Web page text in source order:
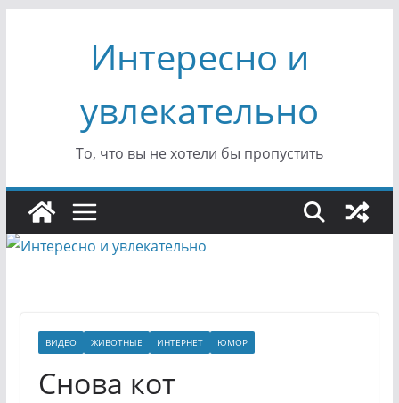
содержимомуИнтересно и
увлекательно
То, что вы не хотели бы пропустить
ВИДЕО ЖИВОТНЫЕ ИНТЕРНЕТ ЮМОР
Снова кот